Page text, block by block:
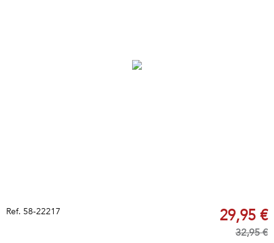
Ref. 58-22217 29,95 €
32,95 €